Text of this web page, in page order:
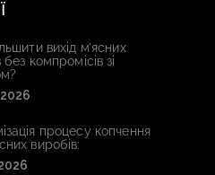
вихід м’ясних
без компромісів зі
процесу копчення
виробів: